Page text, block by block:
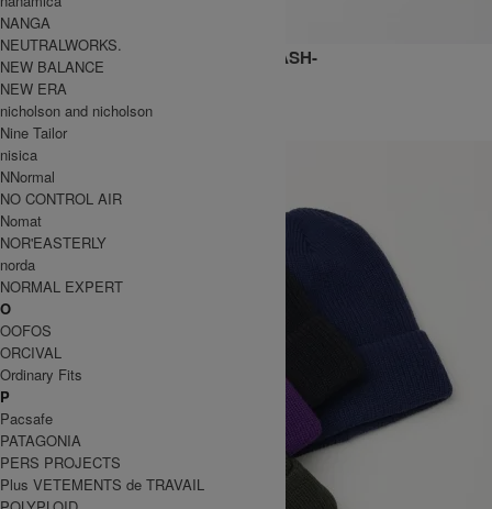
STANDARD BALL CAP BUCKLE -WASH-
9,570円(税込)
DECHO
デコー
NANGA
NEUTRALWORKS.
NEW BALANCE
NEW ERA
nicholson and nicholson
Nine Tailor
nisica
NNormal
NO CONTROL AIR
Nomat
NOR'EASTERLY
norda
NORMAL EXPERT
O
OOFOS
ORCIVAL
Ordinary Fits
P
Pacsafe
PATAGONIA
PERS PROJECTS
Plus VETEMENTS de TRAVAIL